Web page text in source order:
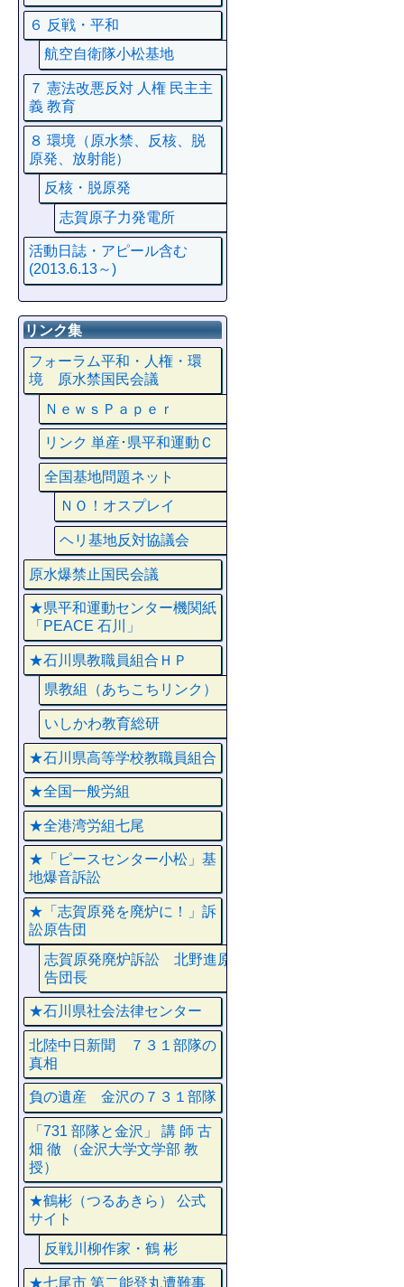
６ 反戦・平和
航空自衛隊小松基地
７ 憲法改悪反対 人権 民主主
義 教育
８ 環境（原水禁、反核、脱
原発、放射能）
反核・脱原発
志賀原子力発電所
活動日誌・アピール含む
(2013.6.13～)
リンク集
フォーラム平和・人権・環
境 原水禁国民会議
ＮｅｗｓＰａｐｅｒ
リンク 単産･県平和運動Ｃ
全国基地問題ネット
ＮＯ！オスプレイ
ヘリ基地反対協議会
原水爆禁止国民会議
★県平和運動センター機関紙
「PEACE 石川」
★石川県教職員組合ＨＰ
県教組（あちこちリンク）
いしかわ教育総研
★石川県高等学校教職員組合
★全国一般労組
★全港湾労組七尾
★「ピースセンター小松」基
地爆音訴訟
★「志賀原発を廃炉に！」訴
訟原告団
志賀原発廃炉訴訟 北野進原
告団長
★石川県社会法律センター
北陸中日新聞 ７３１部隊の
真相
負の遺産 金沢の７３１部隊
「731 部隊と金沢」 講 師 古
畑 徹 （金沢大学文学部 教
授）
★鶴彬（つるあきら） 公式
サイト
反戦川柳作家・鶴 彬
★七尾市 第二能登丸遭難事